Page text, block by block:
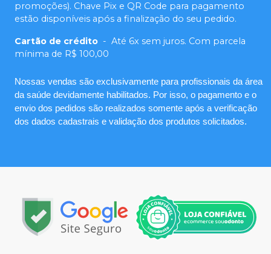
promoções). Chave Pix e QR Code para pagamento
estão disponíveis após a finalização do seu pedido.
Cartão de crédito - Até 6x sem juros. Com parcela
mínima de R$ 100,00
Nossas vendas são exclusivamente para profissionais da área
da saúde devidamente habilitados. Por isso, o pagamento e o
envio dos pedidos são realizados somente após a verificação
dos dados cadastrais e validação dos produtos solicitados.